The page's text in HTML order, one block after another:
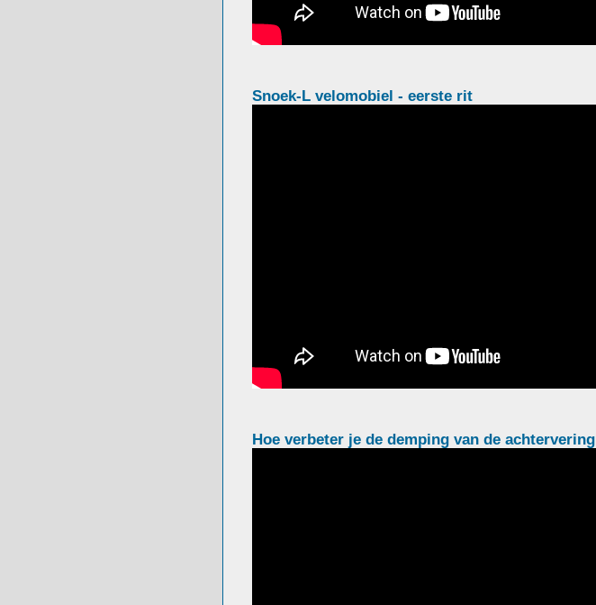
Snoek-L velomobiel - eerste rit
Hoe verbeter je de demping van de achtervering